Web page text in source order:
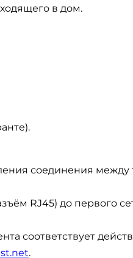
в дом.
соединения
RJ45) до первого
соответствует
.